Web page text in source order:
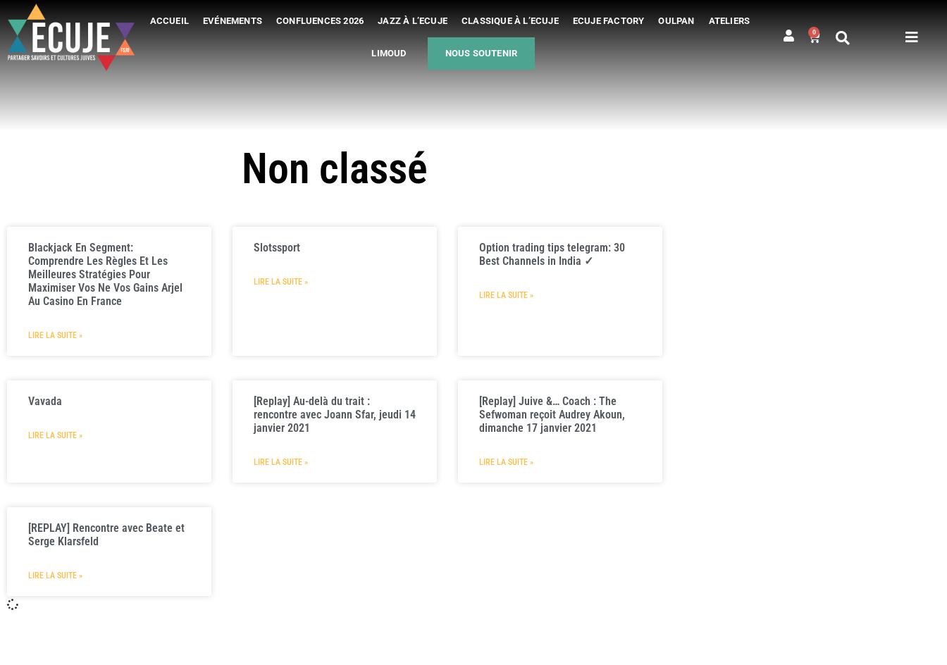
ACCUEIL EVÉNEMENTS CONFLUENCES 2026 JAZZ À L’ECUJE CLASSIQUE À L’ECUJE ECUJE FACTORY OULPAN ATELIERS
LIMOUD NOUS SOUTENIR
0
Non classé
Blackjack En Segment:
Comprendre Les Règles Et Les
Meilleures Stratégies Pour
Maximiser Vos Ne Vos Gains Arjel
Au Casino En France
LIRE LA SUITE »
Slotssport
LIRE LA SUITE »
Option trading tips telegram: 30
Best Channels in India ✓
LIRE LA SUITE »
Vavada
LIRE LA SUITE »
[Replay] Au-delà du trait :
rencontre avec Joann Sfar, jeudi 14
janvier 2021
LIRE LA SUITE »
[Replay] Juive &… Coach : The
Sefwoman reçoit Audrey Akoun,
dimanche 17 janvier 2021
LIRE LA SUITE »
[REPLAY] Rencontre avec Beate et
Serge Klarsfeld
LIRE LA SUITE »